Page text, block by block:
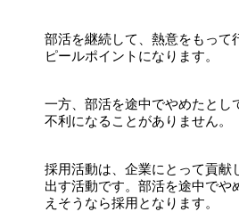
部活を継続して、熱意をもって
ピールポイントになります。
一方、部活を途中でやめたとし
不利になることがありません。
採用活動は、企業にとって貢献
出す活動です。部活を途中でや
えそうなら採用となります。